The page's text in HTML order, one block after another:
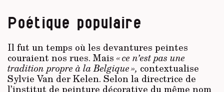
Poétique populaire
Il fut un temps où les devantures peintes
couraient nos rues. Mais « ce n’est pas une
tradition propre à la Belgique », contextualise
Sylvie Van der Kelen. Selon la directrice de
l’institut de peinture décorative du même nom